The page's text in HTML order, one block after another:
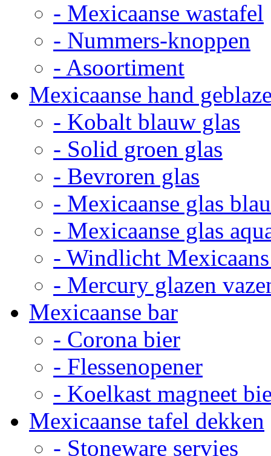
- Mexicaanse wastafel
- Nummers-knoppen
- Asoortiment
Mexicaanse hand
- Kobalt blauw glas
- Solid groen glas
- Bevroren glas
- Mexicaanse glas
- Mexicaanse glas
- Windlicht
- Mercury glazen
Mexicaanse bar
- Corona bier
- Flessenopener
- Koelkast magneet
Mexicaanse tafel dekken
- Stoneware servies